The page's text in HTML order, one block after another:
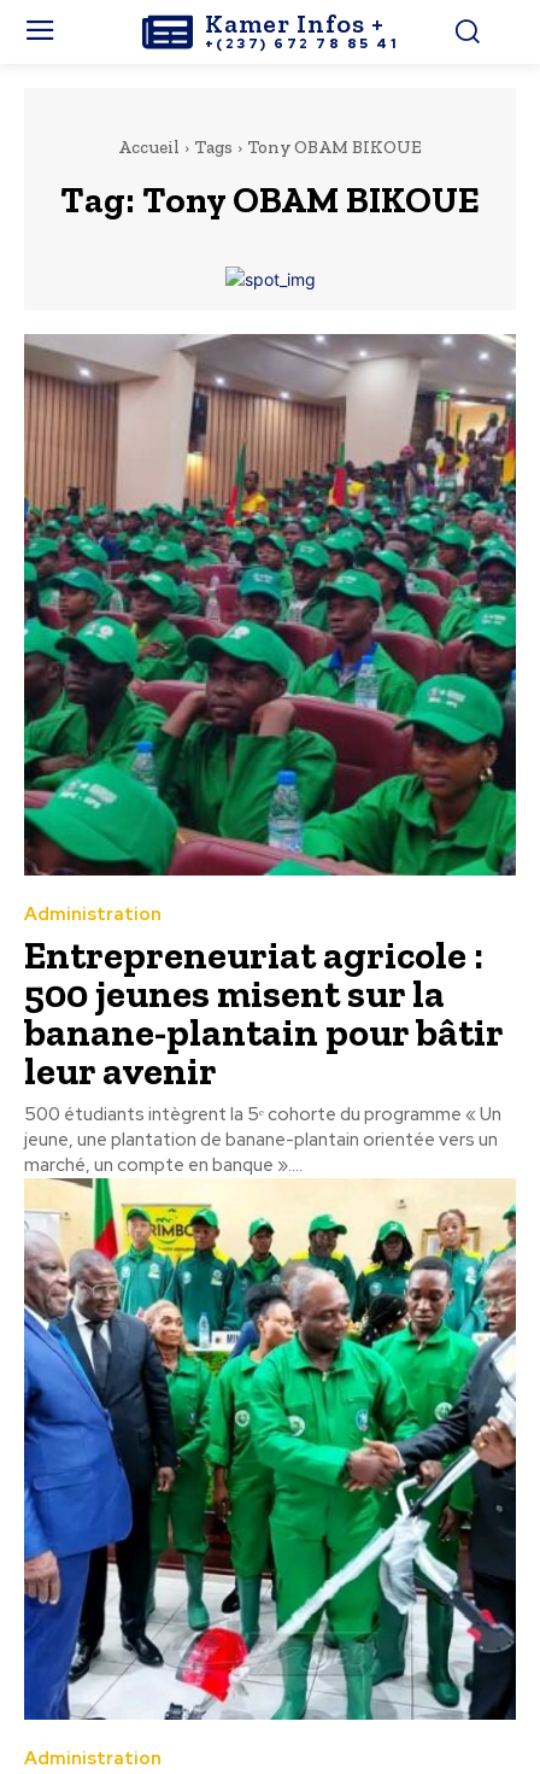
Kamer Infos +
+(237) 672 78 85 41
Accueil Tags Tony OBAM BIKOUE
Tag: Tony OBAM BIKOUE
Administration
Entrepreneuriat agricole :
500 jeunes misent sur la
banane-plantain pour bâtir
leur avenir
500 étudiants intègrent la 5ᵉ cohorte du programme « Un
jeune, une plantation de banane-plantain orientée vers un
marché, un compte en banque »....
Administration